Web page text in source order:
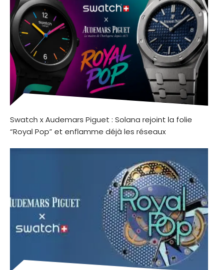
Swatch x Audemars Piguet : Solana rejoint la folie
“Royal Pop” et enflamme déjà les réseaux